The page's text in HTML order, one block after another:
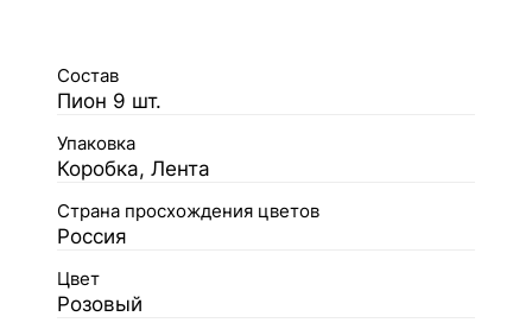
Состав
Пион 9 шт.
Упаковка
Коробка, Лента
Страна просхождения цветов
Россия
Цвет
Розовый